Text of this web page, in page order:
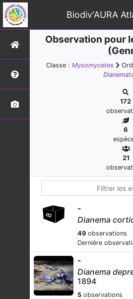
Biodiv'AURA
Observation pour
Classe : Myxomycetes
172
6
21
-
Dianema
49 observations
Dernière
-
Dianema
1894
5 observations